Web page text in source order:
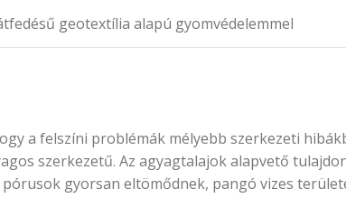
geotextília alapú gyomvédelemmel
a felszíni problémák mélyebb szerkezeti
szerkezetű. Az agyagtalajok alapvető
gyorsan eltömődnek, pangó vizes